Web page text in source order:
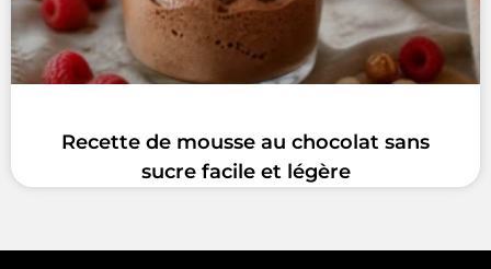
Recette de mousse au chocolat sans
sucre facile et légère